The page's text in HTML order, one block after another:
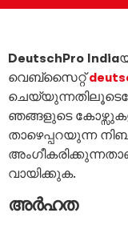
DeutschPro India
വെബ്സൈറ്റ്
ഞങ്ങളുടെ
താഴെപ്പറയുന്ന
വായിക്കുക.
അർഹത